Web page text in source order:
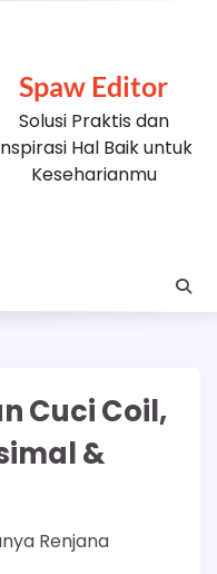
Spaw Editor
Solusi Praktis dan
Hal Baik untuk
Keseharianmu
Cuci Coil,
&
Renjana